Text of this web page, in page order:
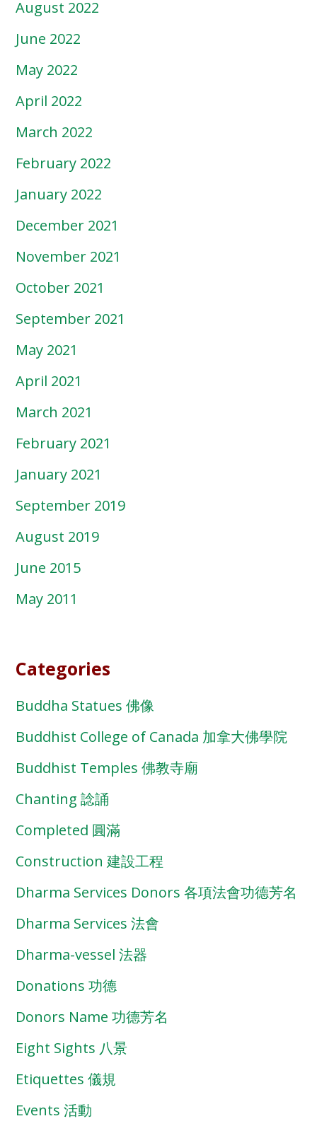
August 2022
June 2022
May 2022
April 2022
March 2022
February 2022
January 2022
December 2021
November 2021
October 2021
September 2021
May 2021
April 2021
March 2021
February 2021
January 2021
September 2019
August 2019
June 2015
May 2011
Categories
Buddha Statues 佛像
Buddhist College of Canada 加拿大佛學院
Buddhist Temples 佛教寺廟
Chanting 諗誦
Completed 圓滿
Construction 建設工程
Dharma Services Donors 各項法會功德芳名
Dharma Services 法會
Dharma-vessel 法器
Donations 功德
Donors Name 功德芳名
Eight Sights 八景
Etiquettes 儀規
Events 活動